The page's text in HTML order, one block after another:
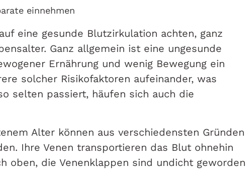
einnehmen
eine gesunde Blutzirkulation achten, ganz
Ganz allgemein ist eine ungesunde
Ernährung und wenig Bewegung ein
solcher Risikofaktoren aufeinander, was
selten passiert, häufen sich auch die
Alter können aus verschiedensten Gründen
Ihre Venen transportieren das Blut ohnehin
oben, die Venenklappen sind undicht geworden